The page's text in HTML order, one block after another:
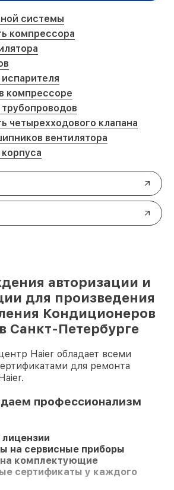
системы
компрессора
компрессоре
четырехходового клапана
вентилятора
авторизации и
для произведения
Кондиционеров
Санкт-Петербурге
Haier обладает всеми
для ремонта
профессионализм
на сервисные приборы
комплектующие
сертификаты у каждого